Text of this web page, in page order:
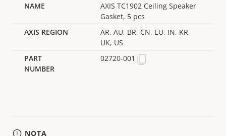
AXIS TC1902 Ceiling Speaker
Gasket, 5 pcs
AR, AU, BR, CN, EU, IN, KR,
UK, US
02720-001
NOTA